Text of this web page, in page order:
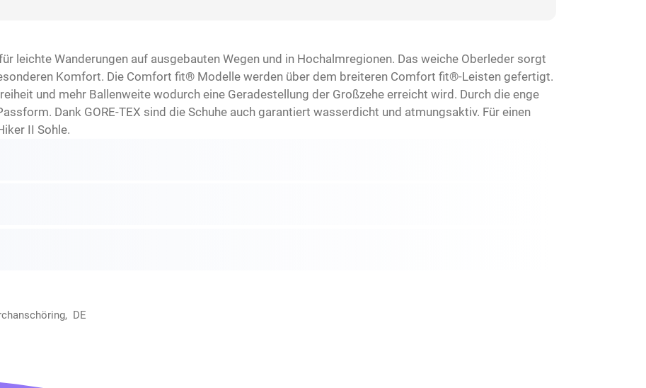
leichte Wanderungen auf ausgebauten Wegen und in Hochalmregionen. Das weiche Oberleder sorgt
Komfort. Die Comfort fit® Modelle werden über dem breiteren Comfort fit®-Leisten gefertigt.
und mehr Ballenweite wodurch eine Geradestellung der Großzehe erreicht wird. Durch die enge
Dank GORE-TEX sind die Schuhe auch garantiert wasserdicht und atmungsaktiv. Für einen
II Sohle.
DE